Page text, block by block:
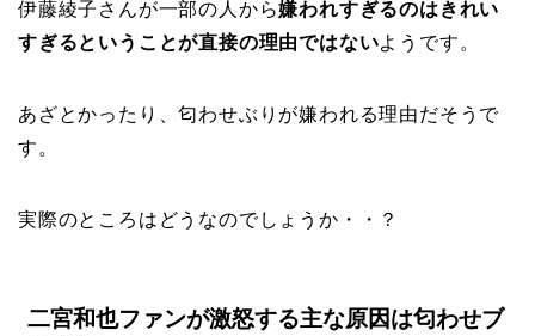
伊藤綾子さんが一部の人から嫌われすぎるのはきれい
すぎるということが直接の理由ではないようです。
あざとかったり、匂わせぶりが嫌われる理由だそうで
す。
実際のところはどうなのでしょうか・・？
二宮和也ファンが激怒する主な原因は匂わせブ